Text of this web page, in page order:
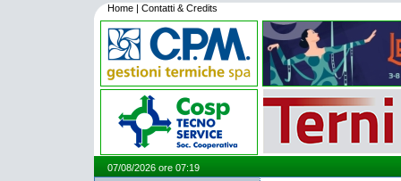
Home | Contatti & Credits
07/08/2026 ore 07:19